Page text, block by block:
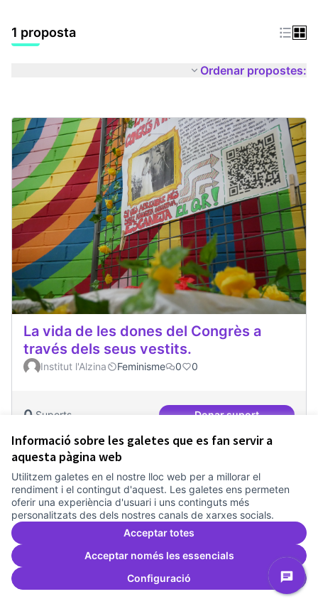
Informació sobre les galetes que es fan servir a
aquesta pàgina web
Utilitzem galetes en el nostre lloc web per a millorar el
rendiment i el contingut d'aquest. Les galetes ens permeten
oferir una experiència d'usuari i uns continguts més
personalitzats des dels nostres canals de xarxes socials.
Acceptar totes
Acceptar només les essencials
Configuració
1 proposta
Ordenar propostes:
La vida de les dones del Congrès a
través dels seus vestits.
Institut l'Alzina Feminisme 0 0
0 Suports Donar suport
Termes i condicions d'ús
Configuració de les galetes
Comunitat Canòdrom a Facebook
(Link externo)
Comunitat Canòdrom a Instagram
(Link externo)
Comunitat Canòdrom a YouTube
(Link externo)
Català
Triar la llengua Elegir el idiomaChoose language
(Link externo)
Web creada amb